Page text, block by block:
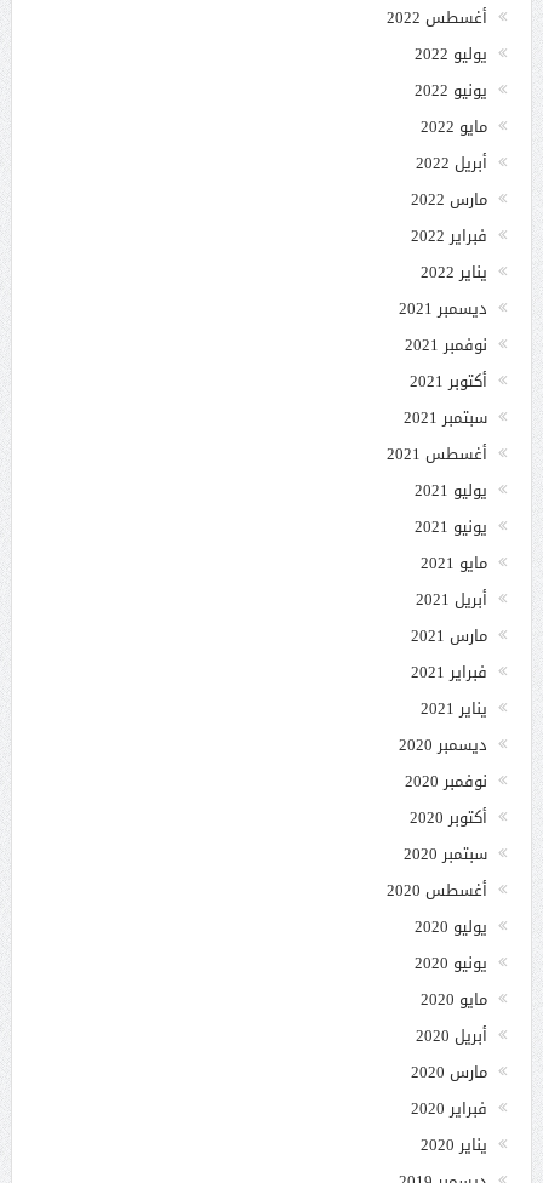
أغسطس 2022
يوليو 2022
يونيو 2022
مايو 2022
أبريل 2022
مارس 2022
فبراير 2022
يناير 2022
ديسمبر 2021
نوفمبر 2021
أكتوبر 2021
سبتمبر 2021
أغسطس 2021
يوليو 2021
يونيو 2021
مايو 2021
أبريل 2021
مارس 2021
فبراير 2021
يناير 2021
ديسمبر 2020
نوفمبر 2020
أكتوبر 2020
سبتمبر 2020
أغسطس 2020
يوليو 2020
يونيو 2020
مايو 2020
أبريل 2020
مارس 2020
فبراير 2020
يناير 2020